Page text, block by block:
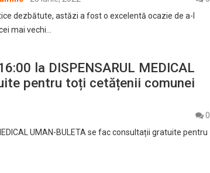
dezbătute, astăzi a fost o excelentă ocazie de a-l
mai vechi…
la DISPENSARUL MEDICAL
pentru toți cetățenii comunei
0
UMAN-BULETA se fac consultații gratuite pentru